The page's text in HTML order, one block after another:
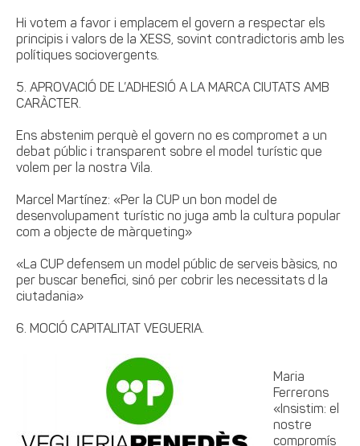
Hi votem a favor i emplacem el govern a respectar els
principis i valors de la XESS, sovint contradictoris amb les
polítiques sociovergents.
5. APROVACIÓ DE L’ADHESIÓ A LA MARCA CIUTATS AMB
CARÀCTER.
Ens abstenim perquè el govern no es compromet a un
debat públic i transparent sobre el model turístic que
volem per la nostra Vila.
Marcel Martínez: «Per la CUP un bon model de
desenvolupament turístic no juga amb la cultura popular
com a objecte de màrqueting»
«La CUP defensem un model públic de serveis bàsics, no
per buscar benefici, sinó per cobrir les necessitats d la
ciutadania»
6. MOCIÓ CAPITALITAT VEGUERIA.
Maria
Ferrerons
«Insistim: el
nostre
compromís